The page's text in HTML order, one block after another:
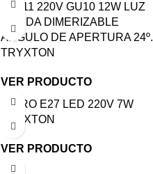
AR111 220V GU10 12W LUZ
CÁLIDA DIMERIZABLE
ÁNGULO DE APERTURA 24º.
TRYXTON
VER PRODUCTO
DICRO E27 LED 220V 7W
TRYXTON
VER PRODUCTO